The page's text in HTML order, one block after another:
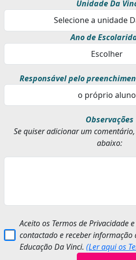
Unidade Da
Ano de
Responsável pelo
Observações
Se quiser adicionar um
abaixo:
Aceito os Termos de Privacidade
contactado e receber informação
Educação Da Vinci.(Ler aqui os